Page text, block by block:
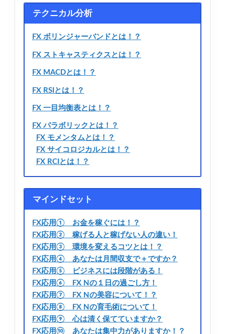
テクニカル分析
FX ボリンジャーバンドとは！？
FX ストキャスティクスとは！？
FX MACDとは！？
FX RSIとは！？
FX 一目均衡表とは！？
FX パラボリックとは！？
FX モメンタムとは！？
FX サイコロジカルとは！？
FX RCIとは！？
マインドセット
FX応用① お金を稼ぐには！？
FX応用② 稼げる人と稼げない人の違い！
FX応用③ 環境を変えるコツとは！？
FX応用④ あなたは月間収支で＋ですか？
FX応用⑤ ビジネスには段階がある！
FX応用⑥ FX Nの１日の過ごし方！
FX応用⑦ FX Nの美容について！？
FX応用⑧ FX Nの育毛術について！
FX応用⑨ 心は清く保てていますか？
FX応用⑩ あなたは集中力がありますか！？